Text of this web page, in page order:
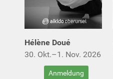
Hélène Doué
30. Okt.–1. Nov. 2026
Anmeldung